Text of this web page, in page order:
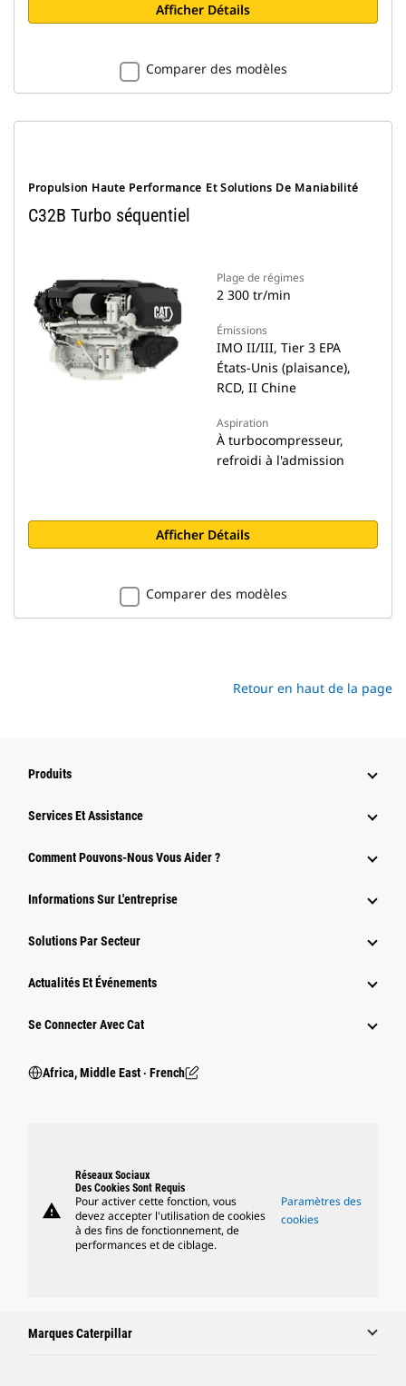
Afficher Détails
Comparer des modèles
Propulsion Haute Performance Et Solutions De Maniabilité
C32B Turbo séquentiel
Plage de régimes
2 300 tr/min
Émissions
IMO II/III, Tier 3 EPA
États-Unis (plaisance),
RCD, II Chine
Aspiration
À turbocompresseur,
refroidi à l'admission
Afficher Détails
Comparer des modèles
Retour en haut de la page
Produits
Services Et Assistance
Comment Pouvons-Nous Vous Aider ?
Informations Sur L'entreprise
Solutions Par Secteur
Actualités Et Événements
Se Connecter Avec Cat
Africa, Middle East ‧ French
warning
Réseaux Sociaux
Des Cookies Sont Requis
Pour activer cette fonction, vous
devez accepter l'utilisation de cookies
à des fins de fonctionnement, de
performances et de ciblage.
Paramètres des
cookies
Marques Caterpillar